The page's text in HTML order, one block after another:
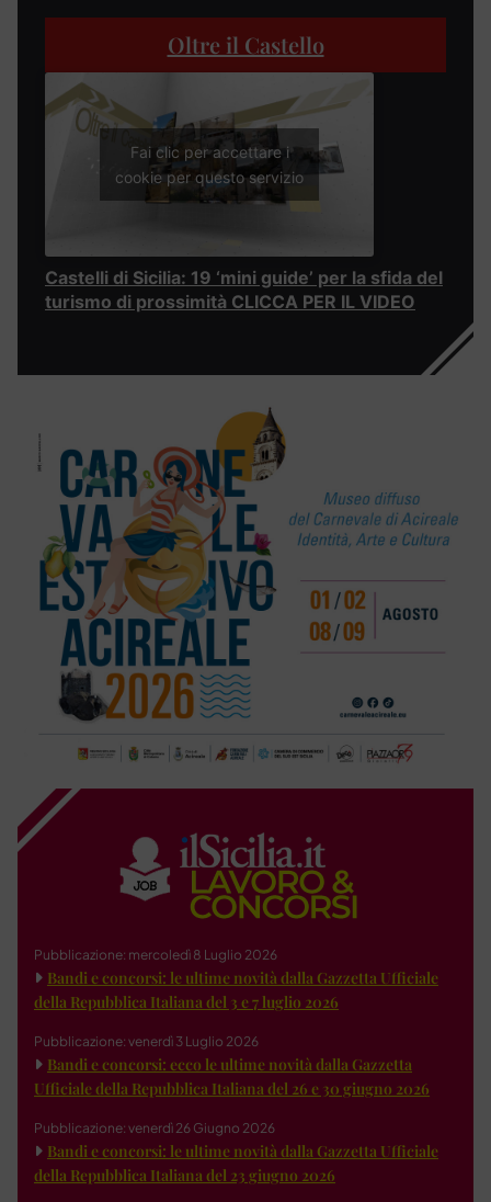
Oltre il Castello
Fai clic per accettare i
cookie per questo servizio
Castelli di Sicilia: 19 ‘mini guide’ per la sfida del
turismo di prossimità CLICCA PER IL VIDEO
Pubblicazione: mercoledì 8 Luglio 2026
Bandi e concorsi: le ultime novità dalla Gazzetta Ufficiale
della Repubblica Italiana del 3 e 7 luglio 2026
Pubblicazione: venerdì 3 Luglio 2026
Bandi e concorsi: ecco le ultime novità dalla Gazzetta
Ufficiale della Repubblica Italiana del 26 e 30 giugno 2026
Pubblicazione: venerdì 26 Giugno 2026
Bandi e concorsi: le ultime novità dalla Gazzetta Ufficiale
della Repubblica Italiana del 23 giugno 2026